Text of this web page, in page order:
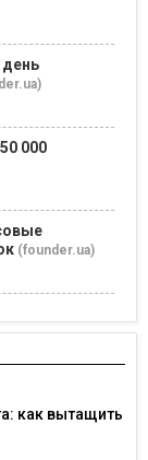
000
(founder.ua)
как вытащить